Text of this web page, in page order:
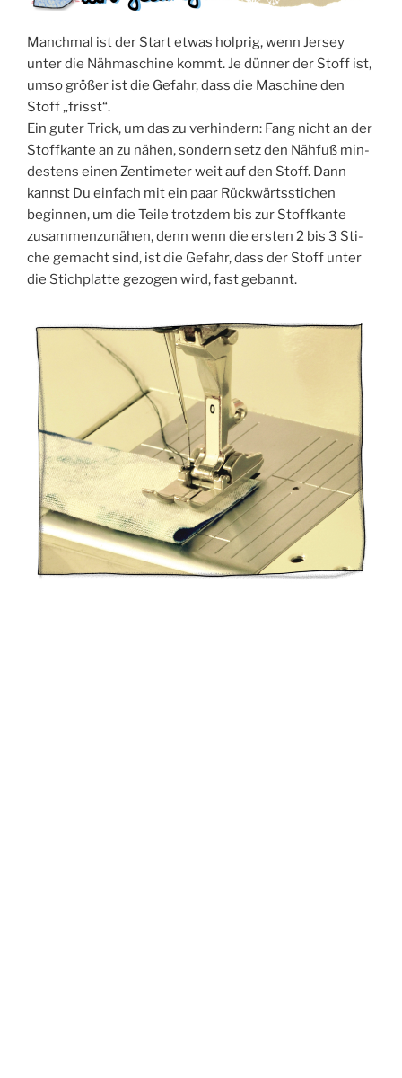
Manch­mal ist der Start etwas holp­rig, wenn Jer­sey
unter die Näh­ma­schi­ne kommt. Je dün­ner der Stoff ist,
umso grö­ßer ist die Gefahr, dass die Maschi­ne den
Stoff „frisst“.
Ein guter Trick, um das zu ver­hin­dern: Fang nicht an der
Stoff­kan­te an zu nähen, son­dern setz den Näh­fuß min­
des­tens einen Zen­ti­me­ter weit auf den Stoff. Dann
kannst Du ein­fach mit ein paar Rück­wärts­sti­chen
begin­nen, um die Tei­le trotz­dem bis zur Stoff­kan­te
zusam­men­zu­nä­hen, denn wenn die ers­ten 2 bis 3 Sti­
che gemacht sind, ist die Gefahr, dass der Stoff unter
die Stich­plat­te gezo­gen wird, fast gebannt.